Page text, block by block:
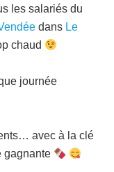
les salariés du
dans Le
chaud
journée
avec à la clé
gagnante